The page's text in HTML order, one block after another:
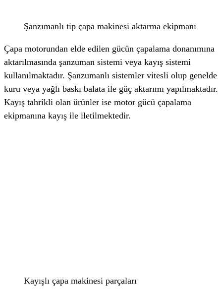
Şanzımanlı tip çapa makinesi aktarma ekipmanı
Çapa motorundan elde edilen gücün çapalama donanımına
aktarılmasında şanzuman sistemi veya kayış sistemi
kullanılmaktadır. Şanzumanlı sistemler vitesli olup genelde
kuru veya yağlı baskı balata ile güç aktarımı yapılmaktadır.
Kayış tahrikli olan ürünler ise motor gücü çapalama
ekipmanına kayış ile iletilmektedir.
Kayışlı çapa makinesi parçaları